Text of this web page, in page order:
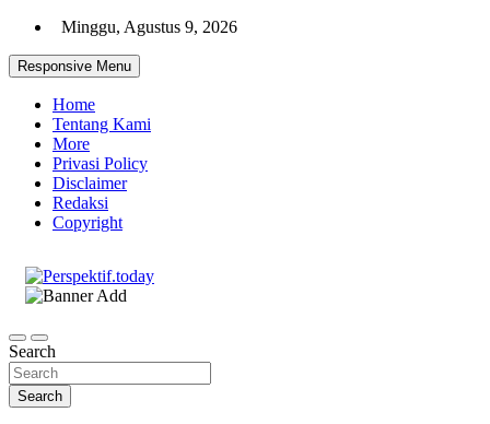
Skip
content
Minggu, Agustus 9, 2026
Responsive Menu
Home
Tentang Kami
More
Privasi Policy
Disclaimer
Redaksi
Copyright
Search
Search